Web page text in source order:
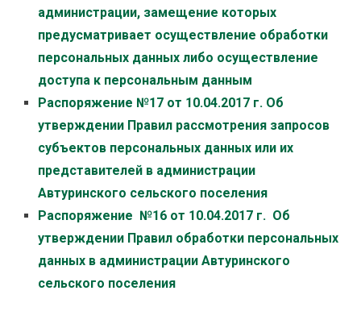
администрации, замещение которых
предусматривает осуществление обработки
персональных данных либо осуществление
доступа к персональным данным
Распоряжение №17 от 10.04.2017 г. Об
утверждении Правил рассмотрения запросов
субъектов персональных данных или их
представителей в администрации
Автуринского сельского поселения
Распоряжение №16 от 10.04.2017 г. Об
утверждении Правил обработки персональных
данных в администрации Автуринского
сельского поселения